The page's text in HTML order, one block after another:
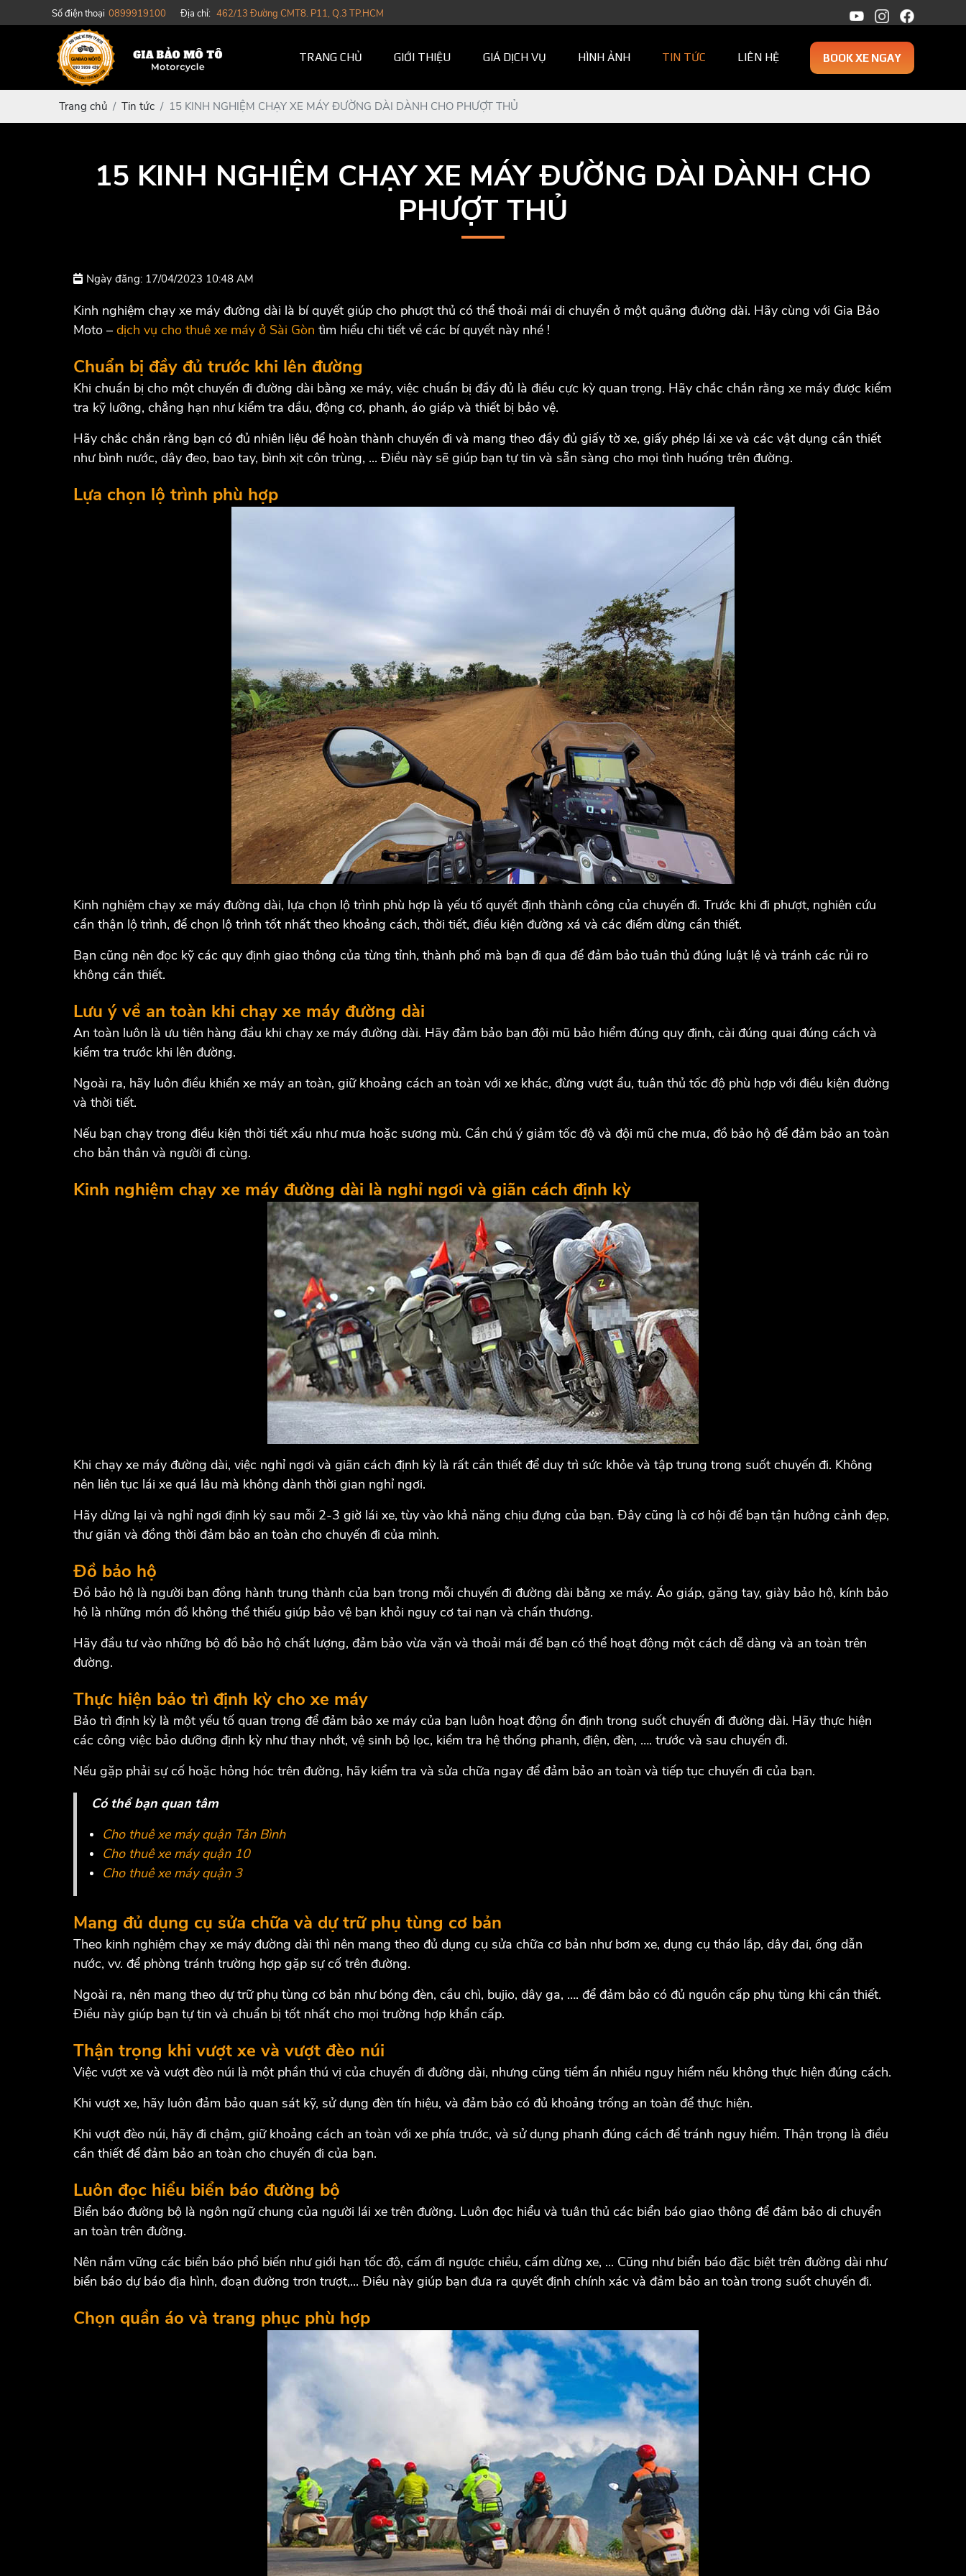
Số điện thoại 0899919100 Địa chỉ: 462/13 Đường CMT8. P11, Q.3 TP.HCM
TRANG CHỦ GIỚI THIỆU GIÁ DỊCH VỤ HÌNH ẢNH TIN TỨC LIÊN HỆ BOOK XE NGAY
Trang chủ Tin tức 15 KINH NGHIỆM CHẠY XE MÁY ĐƯỜNG DÀI DÀNH CHO PHƯỢT THỦ
15 KINH NGHIỆM CHẠY XE MÁY ĐƯỜNG DÀI DÀNH CHO
PHƯỢT THỦ
Ngày đăng: 17/04/2023 10:48 AM
Kinh nghiệm chạy xe máy đường dài là bí quyết giúp cho phượt thủ có thể thoải mái di chuyển ở một quãng đường dài. Hãy cùng với Gia Bảo
Moto – dịch vụ cho thuê xe máy ở Sài Gòn tìm hiểu chi tiết về các bí quyết này nhé !
Chuẩn bị đầy đủ trước khi lên đường
Khi chuẩn bị cho một chuyến đi đường dài bằng xe máy, việc chuẩn bị đầy đủ là điều cực kỳ quan trọng. Hãy chắc chắn rằng xe máy được kiểm
tra kỹ lưỡng, chẳng hạn như kiểm tra dầu, động cơ, phanh, áo giáp và thiết bị bảo vệ.
Hãy chắc chắn rằng bạn có đủ nhiên liệu để hoàn thành chuyến đi và mang theo đầy đủ giấy tờ xe, giấy phép lái xe và các vật dụng cần thiết
như bình nước, dây đeo, bao tay, bình xịt côn trùng, ... Điều này sẽ giúp bạn tự tin và sẵn sàng cho mọi tình huống trên đường.
Lựa chọn lộ trình phù hợp
Kinh nghiệm chạy xe máy đường dài, lựa chọn lộ trình phù hợp là yếu tố quyết định thành công của chuyến đi. Trước khi đi phượt, nghiên cứu
cẩn thận lộ trình, để chọn lộ trình tốt nhất theo khoảng cách, thời tiết, điều kiện đường xá và các điểm dừng cần thiết.
Bạn cũng nên đọc kỹ các quy định giao thông của từng tỉnh, thành phố mà bạn đi qua để đảm bảo tuân thủ đúng luật lệ và tránh các rủi ro
không cần thiết.
Lưu ý về an toàn khi chạy xe máy đường dài
An toàn luôn là ưu tiên hàng đầu khi chạy xe máy đường dài. Hãy đảm bảo bạn đội mũ bảo hiểm đúng quy định, cài đúng quai đúng cách và
kiểm tra trước khi lên đường.
Ngoài ra, hãy luôn điều khiển xe máy an toàn, giữ khoảng cách an toàn với xe khác, đừng vượt ẩu, tuân thủ tốc độ phù hợp với điều kiện đường
và thời tiết.
Nếu bạn chạy trong điều kiện thời tiết xấu như mưa hoặc sương mù. Cần chú ý giảm tốc độ và đội mũ che mưa, đồ bảo hộ để đảm bảo an toàn
cho bản thân và người đi cùng.
Kinh nghiệm chạy xe máy đường dài là nghỉ ngơi và giãn cách định kỳ
Khi chạy xe máy đường dài, việc nghỉ ngơi và giãn cách định kỳ là rất cần thiết để duy trì sức khỏe và tập trung trong suốt chuyến đi. Không
nên liên tục lái xe quá lâu mà không dành thời gian nghỉ ngơi.
Hãy dừng lại và nghỉ ngơi định kỳ sau mỗi 2-3 giờ lái xe, tùy vào khả năng chịu đựng của bạn. Đây cũng là cơ hội để bạn tận hưởng cảnh đẹp,
thư giãn và đồng thời đảm bảo an toàn cho chuyến đi của mình.
Đồ bảo hộ
Đồ bảo hộ là người bạn đồng hành trung thành của bạn trong mỗi chuyến đi đường dài bằng xe máy. Áo giáp, găng tay, giày bảo hộ, kính bảo
hộ là những món đồ không thể thiếu giúp bảo vệ bạn khỏi nguy cơ tai nạn và chấn thương.
Hãy đầu tư vào những bộ đồ bảo hộ chất lượng, đảm bảo vừa vặn và thoải mái để bạn có thể hoạt động một cách dễ dàng và an toàn trên
đường.
Thực hiện bảo trì định kỳ cho xe máy
Bảo trì định kỳ là một yếu tố quan trọng để đảm bảo xe máy của bạn luôn hoạt động ổn định trong suốt chuyến đi đường dài. Hãy thực hiện
các công việc bảo dưỡng định kỳ như thay nhớt, vệ sinh bộ lọc, kiểm tra hệ thống phanh, điện, đèn, …. trước và sau chuyến đi.
Nếu gặp phải sự cố hoặc hỏng hóc trên đường, hãy kiểm tra và sửa chữa ngay để đảm bảo an toàn và tiếp tục chuyến đi của bạn.
Có thể bạn quan tâm
Cho thuê xe máy quận Tân Bình
Cho thuê xe máy quận 10
Cho thuê xe máy quận 3
Mang đủ dụng cụ sửa chữa và dự trữ phụ tùng cơ bản
Theo kinh nghiệm chạy xe máy đường dài thì nên mang theo đủ dụng cụ sửa chữa cơ bản như bơm xe, dụng cụ tháo lắp, dây đai, ống dẫn
nước, vv. để phòng tránh trường hợp gặp sự cố trên đường.
Ngoài ra, nên mang theo dự trữ phụ tùng cơ bản như bóng đèn, cầu chì, bujio, dây ga, …. để đảm bảo có đủ nguồn cấp phụ tùng khi cần thiết.
Điều này giúp bạn tự tin và chuẩn bị tốt nhất cho mọi trường hợp khẩn cấp.
Thận trọng khi vượt xe và vượt đèo núi
Việc vượt xe và vượt đèo núi là một phần thú vị của chuyến đi đường dài, nhưng cũng tiềm ẩn nhiều nguy hiểm nếu không thực hiện đúng cách.
Khi vượt xe, hãy luôn đảm bảo quan sát kỹ, sử dụng đèn tín hiệu, và đảm bảo có đủ khoảng trống an toàn để thực hiện.
Khi vượt đèo núi, hãy đi chậm, giữ khoảng cách an toàn với xe phía trước, và sử dụng phanh đúng cách để tránh nguy hiểm. Thận trọng là điều
cần thiết để đảm bảo an toàn cho chuyến đi của bạn.
Luôn đọc hiểu biển báo đường bộ
Biển báo đường bộ là ngôn ngữ chung của người lái xe trên đường. Luôn đọc hiểu và tuân thủ các biển báo giao thông để đảm bảo di chuyển
an toàn trên đường.
Nên nắm vững các biển báo phổ biến như giới hạn tốc độ, cấm đi ngược chiều, cấm dừng xe, ... Cũng như biển báo đặc biệt trên đường dài như
biển báo dự báo địa hình, đoạn đường trơn trượt,... Điều này giúp bạn đưa ra quyết định chính xác và đảm bảo an toàn trong suốt chuyến đi.
Chọn quần áo và trang phục phù hợp